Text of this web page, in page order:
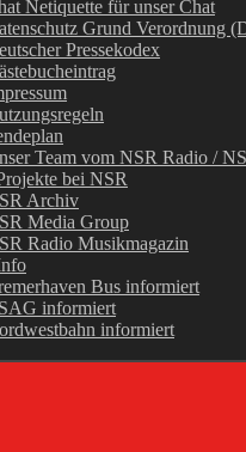
Netiquette für unser Chat
Grund Verordnung
Pressekodex
Team vom NSR Radio /
bei NSR
Archiv
Media Group
Radio Musikmagazin
Bus informiert
informiert
informiert